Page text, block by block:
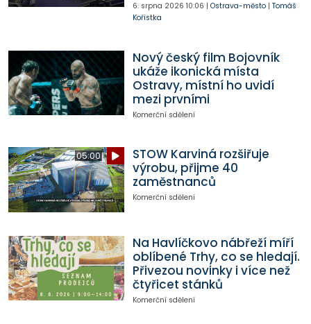
6. srpna 2026 10:06 | Ostrava-město| Tomáš
Kořistka
Nový český film Bojovník
ukáže ikonická místa
Ostravy, místní ho uvidí
mezi prvními
Komerční sdělení
05:00
STOW Karviná rozšiřuje
výrobu, přijme 40
zaměstnanců
Komerční sdělení
Na Havlíčkovo nábřeží míří
oblíbené Trhy, co se hledají.
Přivezou novinky i více než
čtyřicet stánků
Komerční sdělení